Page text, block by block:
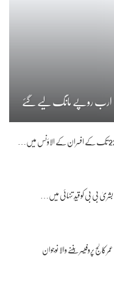
بی بی کو قیدِ تنہائی میں…